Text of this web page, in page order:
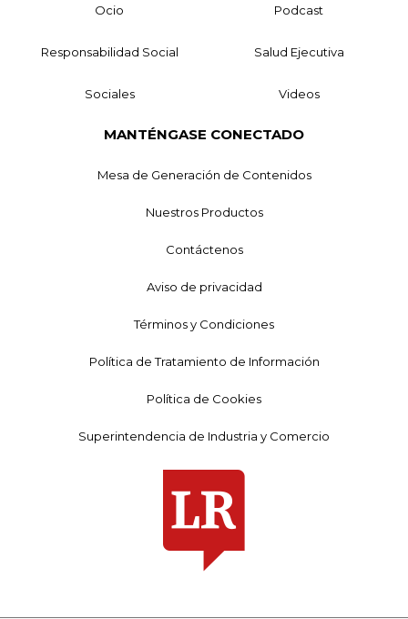
Ocio Podcast
Responsabilidad Social Salud Ejecutiva
Sociales Videos
MANTÉNGASE CONECTADO
Mesa de Generación de Contenidos
Nuestros Productos
Contáctenos
Aviso de privacidad
Términos y Condiciones
Política de Tratamiento de Información
Política de Cookies
Superintendencia de Industria y Comercio